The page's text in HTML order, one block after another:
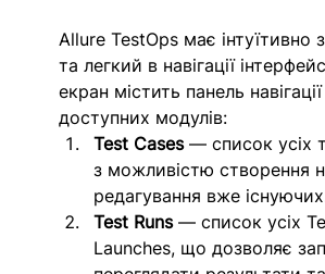
Allure TestOps має інтуїтивно
та легкий в навігації
екран містить панель
доступних модулів:
Test Cases — список усіх
з можливістю створення
редагування вже
Test Runs — список усіх
Launches, що дозволяє